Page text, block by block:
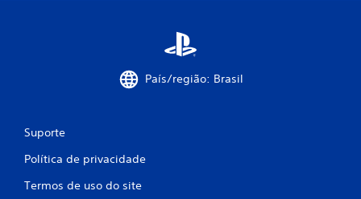
País/região: Brasil
Suporte
Política de privacidade
Termos de uso do site